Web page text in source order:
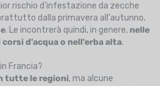
rischio d'infestazione da zecche
dalla primavera all'autunno,
. Le incontrerà quindi, in genere, nelle
d'acqua o nell'erba alta.
Francia?
tutte le regioni, ma alcune